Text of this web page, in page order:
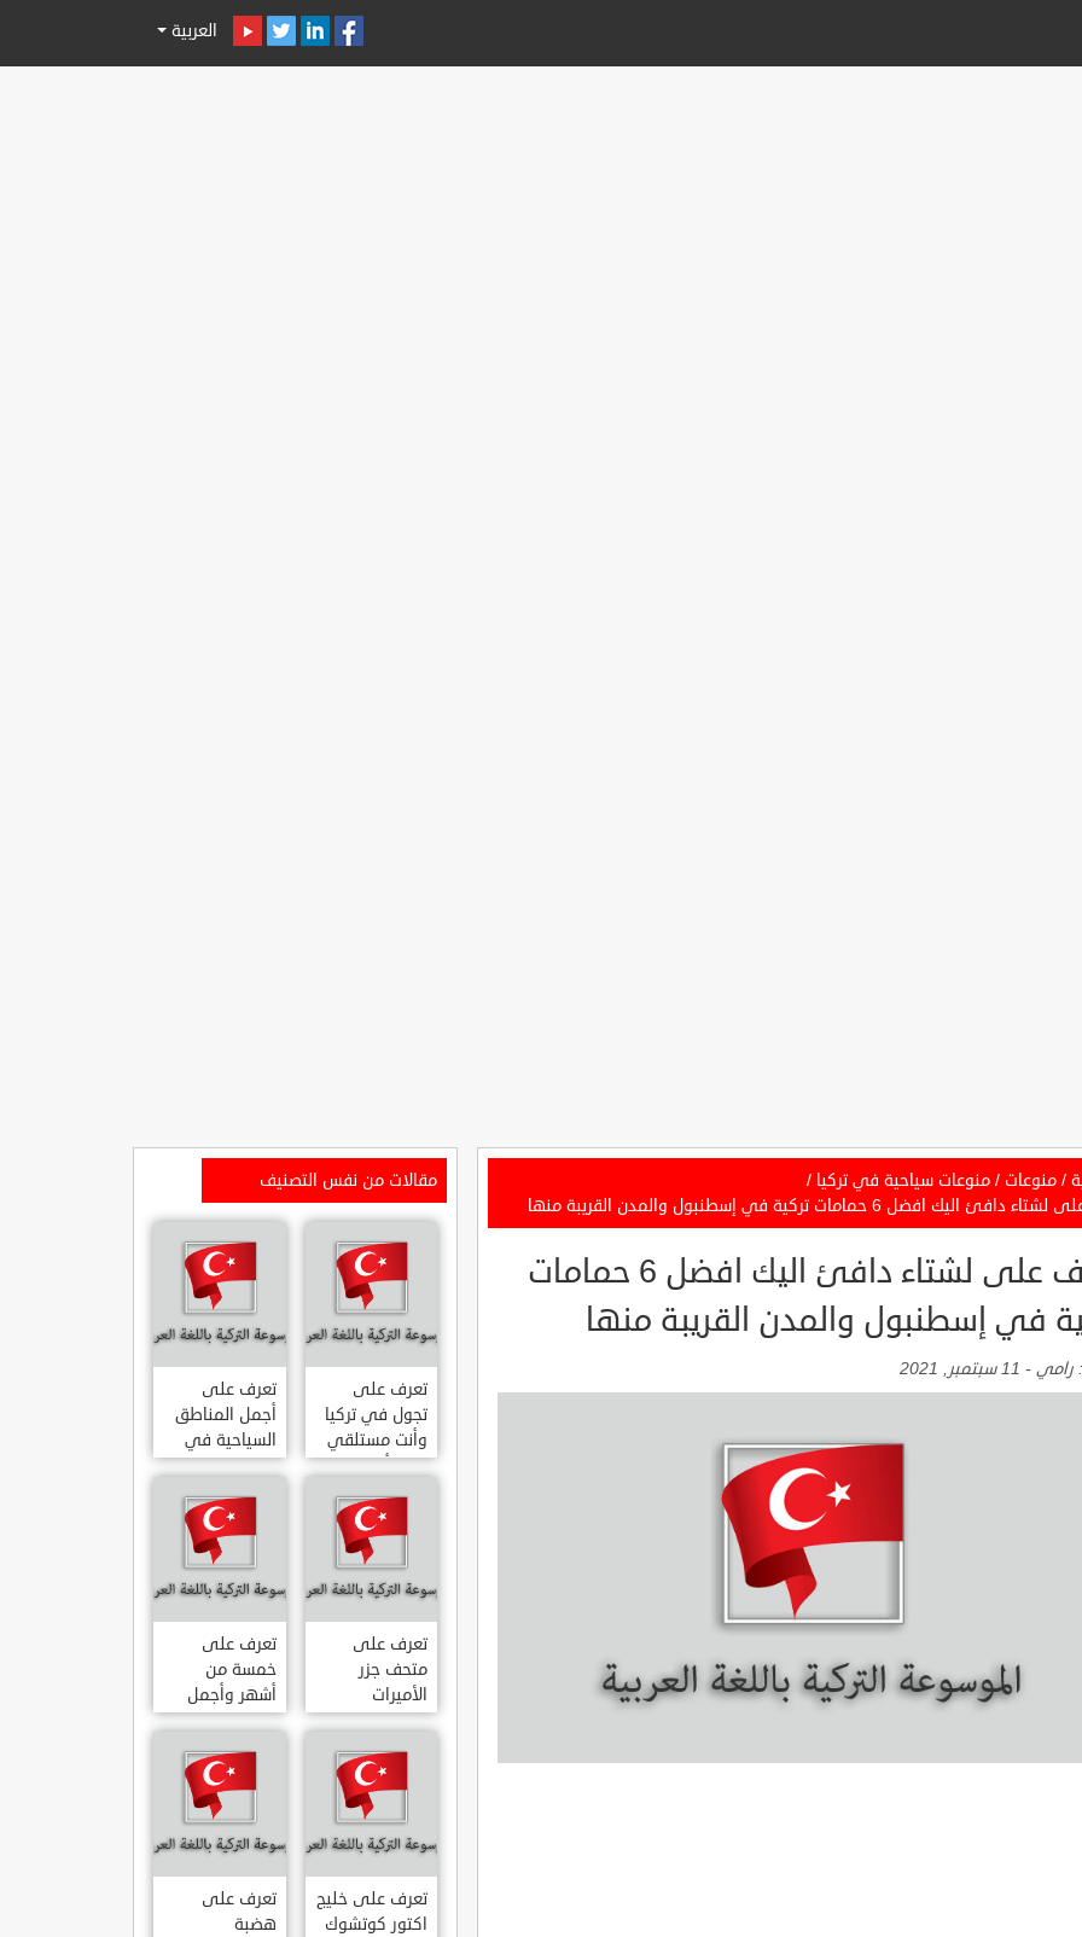
العربية
/ منوعات / منوعات سياحية في تركيا /
اليك افضل 6 حمامات تركية في إسطنبول والمدن القريبة منها
تعرف على لشتاء دافئ اليك افضل 6 حمامات
في إسطنبول والمدن القريبة منها
رامي - 11 سبتمبر, 2021
مقالات من نفس التصنيف
تعرف على
تجول في تركيا
وأنت مستلقي
على أريكتك
..السياحة
الافتراضية.
تعرف على
أجمل المناطق
السياحية في
اسطنبول
المشهورة في
تعرف على
متحف جزر
الأميرات
ADALAR
MÜZESI
تعرف على
خمسة من
أشهر وأجمل
قصور اسطنبول
تعرف على خليج
اكتور كوتشوك
تعرف على
هضبة